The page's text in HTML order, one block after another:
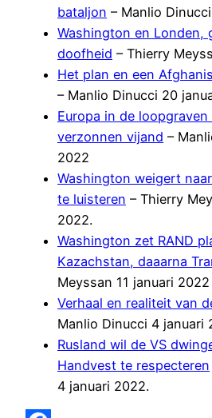
bataljon – Manlio
Washington en Londen,
doofheid – Thierry
Het plan en een
– Manlio Dinucci 20
Europa in de
verzonnen vijand –
2022
Washington weigert
te luisteren – Thierry
2022.
Washington zet RAND
Kazachstan, daaarna
Meyssan 11 januari 2022
Verhaal en realiteit van
Manlio Dinucci 4 januari
Rusland wil de VS
Handvest te respecteren
4 januari 2022.